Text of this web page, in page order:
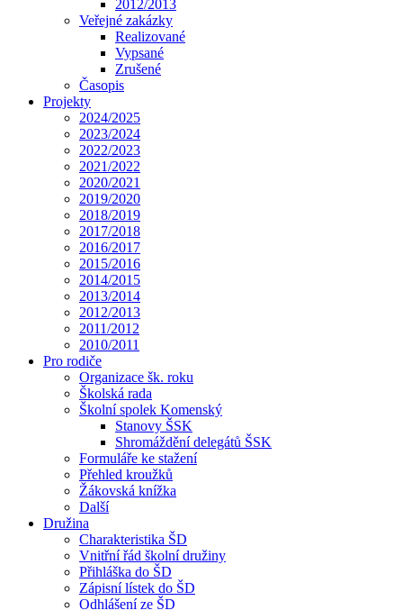
2012/2013
Veřejné zakázky
Realizované
Vypsané
Zrušené
Časopis
Projekty
2024/2025
2023/2024
2022/2023
2021/2022
2020/2021
2019/2020
2018/2019
2017/2018
2016/2017
2015/2016
2014/2015
2013/2014
2012/2013
2011/2012
2010/2011
Pro rodiče
Organizace šk. roku
Školská rada
Školní spolek Komenský
Stanovy ŠSK
Shromáždění delegátů ŠSK
Formuláře ke stažení
Přehled kroužků
Žákovská knížka
Další
Družina
Charakteristika ŠD
Vnitřní řád školní družiny
Přihláška do ŠD
Zápisní lístek do ŠD
Odhlášení ze ŠD